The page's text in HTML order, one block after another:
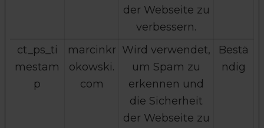
der Webseite zu
verbessern.
ct_ps_ti
mestam
p
marcinkr
okowski.
com
Wird verwendet,
um Spam zu
erkennen und
die Sicherheit
der Webseite zu
Bestä
ndig